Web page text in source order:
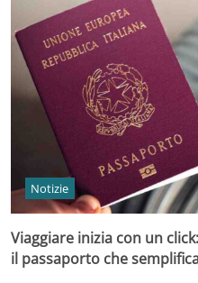
Notizie
Viaggiare inizia con un
il passaporto che